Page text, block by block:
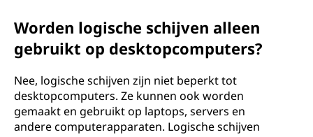
Worden logische schijven alleen
gebruikt op desktopcomputers?
Nee, logische schijven zijn niet beperkt tot
desktopcomputers. Ze kunnen ook worden
gemaakt en gebruikt op laptops, servers en
andere computerapparaten. Logische schijven